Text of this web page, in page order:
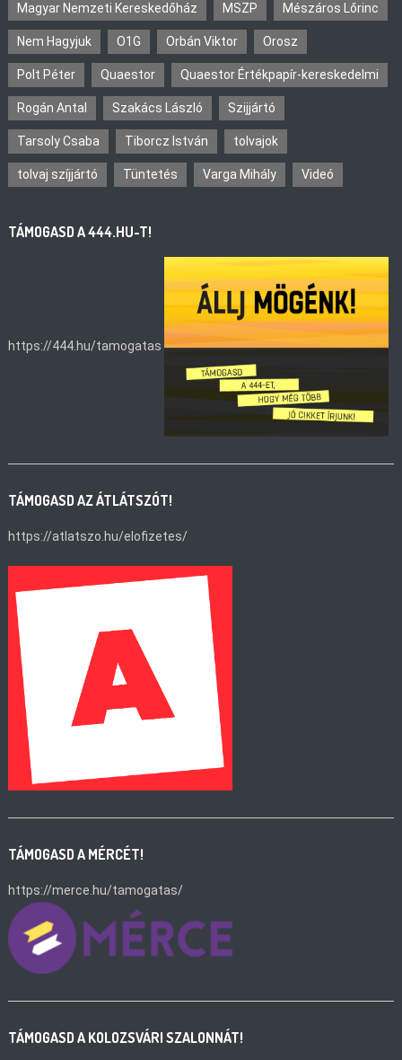
Magyar Nemzeti Kereskedőház MSZP Mészáros Lőrinc
Nem Hagyjuk O1G Orbán Viktor Orosz
Polt Péter Quaestor Quaestor Értékpapír-kereskedelmi
Rogán Antal Szakács László Szijjártó
Tarsoly Csaba Tiborcz István tolvajok
tolvaj szíjjártó Tüntetés Varga Mihály Videó
TÁMOGASD A 444.HU-T!
https://444.hu/tamogatas
TÁMOGASD AZ ÁTLÁTSZÓT!
https://atlatszo.hu/elofizetes/
TÁMOGASD A MÉRCÉT!
https://merce.hu/tamogatas/
TÁMOGASD A KOLOZSVÁRI SZALONNÁT!